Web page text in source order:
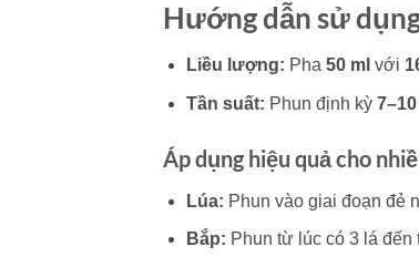
Hướng dẫn sử
Liều lượng: Pha 50 ml với
Tần suất: Phun định kỳ
Áp dụng hiệu quả cho
Lúa: Phun vào giai đoạn đẻ
Bắp: Phun từ lúc có 3 lá